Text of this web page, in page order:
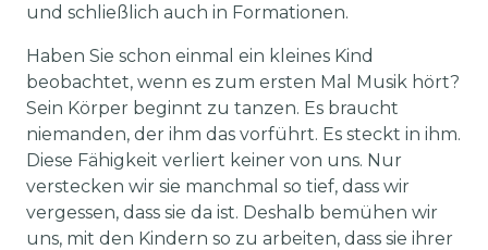
und schließlich auch in Formationen.
Haben Sie schon einmal ein kleines Kind
beobachtet, wenn es zum ersten Mal Musik hört?
Sein Körper beginnt zu tanzen. Es braucht
niemanden, der ihm das vorführt. Es steckt in ihm.
Diese Fähigkeit verliert keiner von uns. Nur
verstecken wir sie manchmal so tief, dass wir
vergessen, dass sie da ist. Deshalb bemühen wir
uns, mit den Kindern so zu arbeiten, dass sie ihrer